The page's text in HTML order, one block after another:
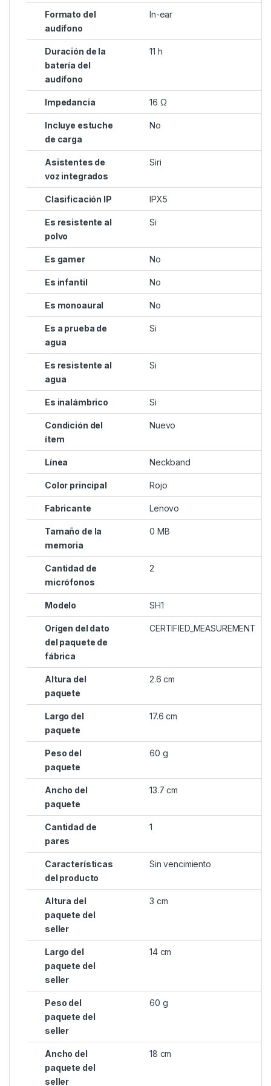
Formato del
audífono
In-ear
Duración de la
batería del
audífono
11 h
Impedancia 16 Ω
Incluye estuche
de carga
No
Asistentes de
voz integrados
Siri
Clasificación IP IPX5
Es resistente al
polvo
Si
Es gamer No
Es infantil No
Es monoaural No
Es a prueba de
agua
Si
Es resistente al
agua
Si
Es inalámbrico Si
Condición del
ítem
Nuevo
Línea Neckband
Color principal Rojo
Fabricante Lenovo
Tamaño de la
memoria
0 MB
Cantidad de
micrófonos
2
Modelo SH1
Orígen del dato
del paquete de
fábrica
CERTIFIED_MEASUREMENT
Altura del
paquete
2.6 cm
Largo del
paquete
17.6 cm
Peso del
paquete
60 g
Ancho del
paquete
13.7 cm
Cantidad de
pares
1
Características
del producto
Sin vencimiento
Altura del
paquete del
seller
3 cm
Largo del
paquete del
seller
14 cm
Peso del
paquete del
seller
60 g
Ancho del
paquete del
seller
18 cm